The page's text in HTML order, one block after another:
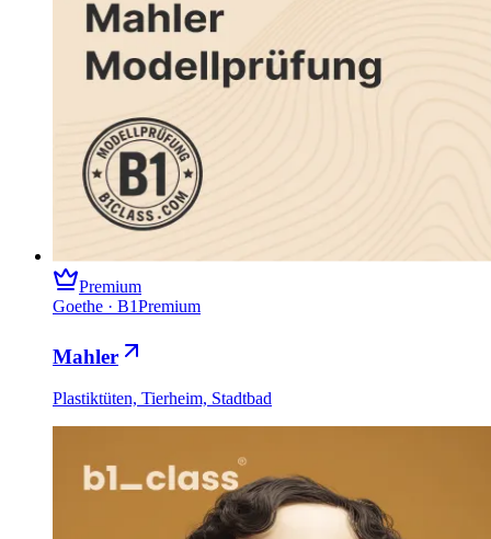
Premium
Goethe · B1Premium
Mahler
Plastiktüten, Tierheim, Stadtbad